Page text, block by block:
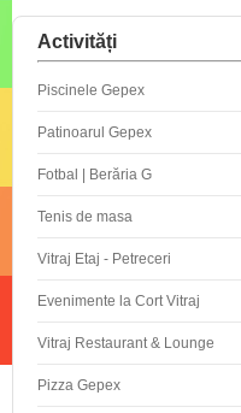
Activități
Piscinele Gepex
Patinoarul Gepex
Fotbal | Berăria G
Tenis de masa
Vitraj Etaj - Petreceri
Evenimente la Cort Vitraj
Vitraj Restaurant & Lounge
Pizza Gepex